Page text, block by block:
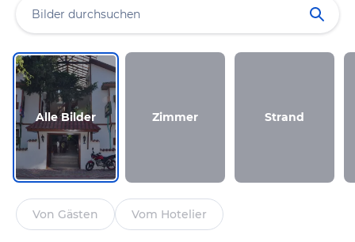
Alle Bilder Zimmer Strand
Von Gästen Vom Hotelier